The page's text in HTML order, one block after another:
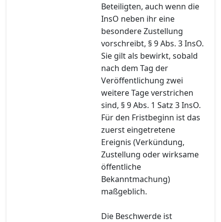
Beteiligten, auch wenn die
InsO neben ihr eine
besondere Zustellung
vorschreibt, § 9 Abs. 3 InsO.
Sie gilt als bewirkt, sobald
nach dem Tag der
Veröffentlichung zwei
weitere Tage verstrichen
sind, § 9 Abs. 1 Satz 3 InsO.
Für den Fristbeginn ist das
zuerst eingetretene
Ereignis (Verkündung,
Zustellung oder wirksame
öffentliche
Bekanntmachung)
maßgeblich.
Die Beschwerde ist